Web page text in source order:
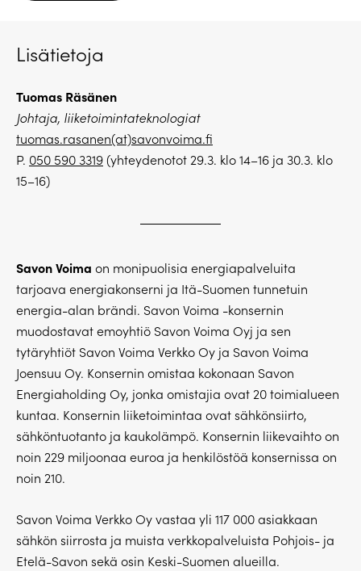
Lisätietoja
Tuomas Räsänen
Johtaja, liiketoimintateknologiat
tuomas.rasanen(at)savonvoima.fi
P. 050 590 3319(yhteydenotot 29.3. klo 14–16 ja 30.3. klo
15–16)
Savon Voima on monipuolisia energiapalveluita
tarjoava energiakonserni ja Itä-Suomen tunnetuin
energia-alan brändi. Savon Voima -konsernin
muodostavat emoyhtiö Savon Voima Oyj ja sen
tytäryhtiöt Savon Voima Verkko Oy ja Savon Voima
Joensuu Oy. Konsernin omistaa kokonaan Savon
Energiaholding Oy, jonka omistajia ovat 20 toimialueen
kuntaa. Konsernin liiketoimintaa ovat sähkönsiirto,
sähköntuotanto ja kaukolämpö. Konsernin liikevaihto on
noin 229 miljoonaa euroa ja henkilöstöä konsernissa on
noin 210.
Savon Voima Verkko Oy vastaa yli 117 000 asiakkaan
sähkön siirrosta ja muista verkkopalveluista Pohjois- ja
Etelä-Savon sekä osin Keski-Suomen alueilla.